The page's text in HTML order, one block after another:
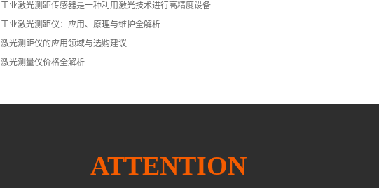
工业激光测距传感器是一种利用激光技术进行高精度设备
工业激光测距仪：应用、原理与维护全解析
激光测距仪的应用领域与选购建议
激光测量仪价格全解析
ATTENTION